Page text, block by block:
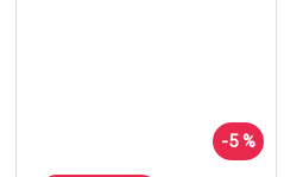
-5 %